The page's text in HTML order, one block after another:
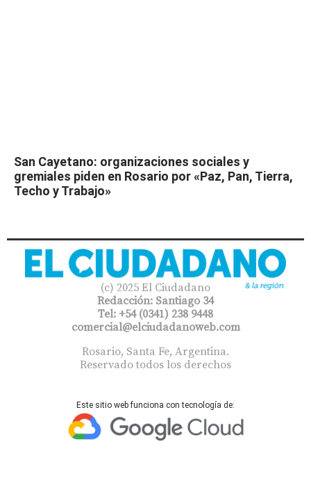
San Cayetano: organizaciones sociales y
gremiales piden en Rosario por «Paz, Pan, Tierra,
Techo y Trabajo»
(c) 2025 El Ciudadano
Redacción: Santiago 34
Tel: +54 (0341) 238 9448
comercial@elciudadanoweb.com​
Rosario, Santa Fe, Argentina.
Reservado todos los derechos
Este sitio web funciona con tecnología de: